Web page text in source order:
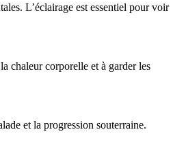
L’éclairage est essentiel pour voir
chaleur corporelle et à garder les
et la progression souterraine.